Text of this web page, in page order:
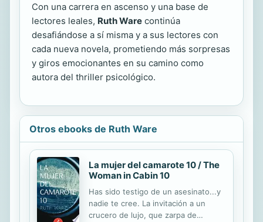
Con una carrera en ascenso y una base de
lectores leales, Ruth Ware continúa
desafiándose a sí misma y a sus lectores con
cada nueva novela, prometiendo más sorpresas
y giros emocionantes en su camino como
autora del thriller psicológico.
Otros ebooks de Ruth Ware
La mujer del camarote 10 / The
Woman in Cabin 10
Has sido testigo de un asesinato...y
nadie te cree. La invitación a un
crucero de lujo, que zarpa de